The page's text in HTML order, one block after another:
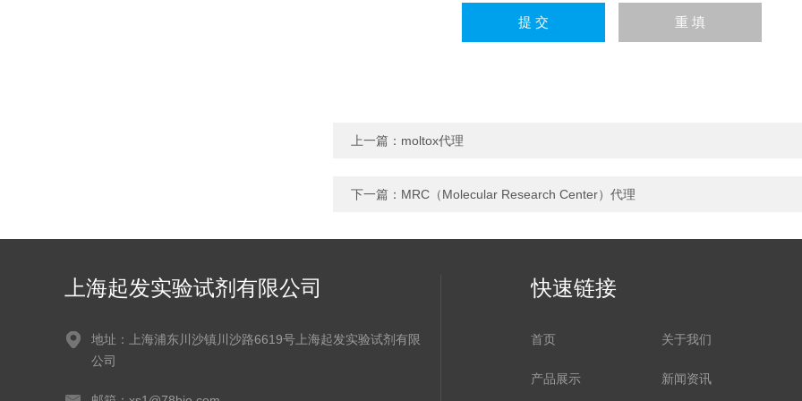
上一篇： moltox代理
下一篇： MRC（Molecular Research Center）代理
上海起发实验试剂有限公司
地址：上海浦东川沙镇川沙路6619号上海起发实验试剂有限
公司
快速链接
首页 关于我们
产品展示 新闻资讯